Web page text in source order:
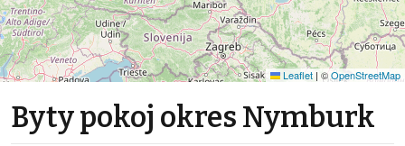
Leaflet | ©OpenStreetMap
Byty pokoj okres Nymburk